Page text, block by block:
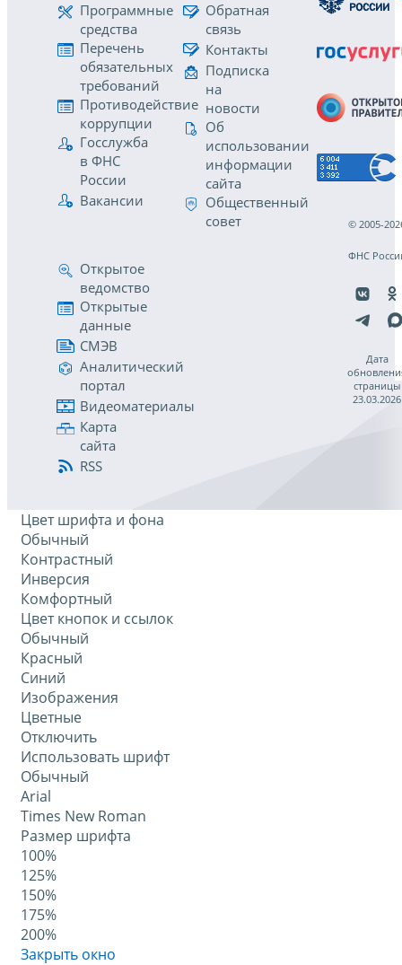
Программные
средства
Перечень
обязательных
требований
Противодействие
коррупции
Госслужба
в ФНС
России
Вакансии
Обратная
связь
Контакты
Подписка
на
новости
Об
использовании
информации
сайта
Общественный
совет
Открытое
ведомство
Открытые
данные
СМЭВ
Аналитический
портал
Видеоматериалы
Карта
сайта
RSS
© 2005-
ФНС
Дата
страницы
23.03.2026
Цвет шрифта и фона
Обычный
Контрастный
Инверсия
Комфортный
Цвет кнопок и ссылок
Обычный
Красный
Синий
Изображения
Цветные
Отключить
Использовать шрифт
Обычный
Arial
Times New Roman
Размер шрифта
100%
125%
150%
175%
200%
Закрыть окно